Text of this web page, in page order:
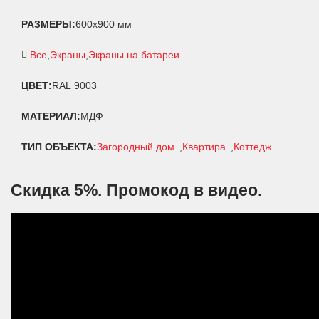
РАЗМЕРЫ:600х900 мм
Все Экраны Экраны на батареи
ЦВЕТ:RAL 9003
МАТЕРИАЛ:МДФ
ТИП ОБЪЕКТА:Загородный дом Квартира Коттедж
Скидка 5%. Промокод в видео.